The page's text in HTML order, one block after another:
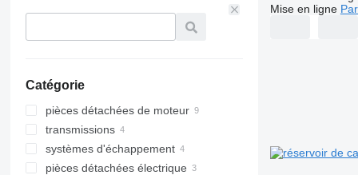
Catégorie
pièces détachées de moteur
blocs-moteurs
arbres à cames
culasses
transmissions
boîtes de vitesses
carters de boîte de vitesses
systèmes d'échappement
catalyseurs
pièces détachées électrique
Mise en ligne